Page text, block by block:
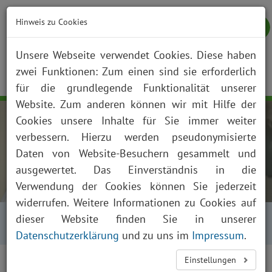
NOTFALL KONTAKT ANFAHRT JOBS SUCHE
Startseite Über uns
Aktuelles
Presse und News
Aktuelles Detailansicht
Hinweis zu Cookies
Unsere Webseite verwendet Cookies. Diese haben
zwei Funktionen: Zum einen sind sie erforderlich
für die grundlegende Funktionalität unserer
Website. Zum anderen können wir mit Hilfe der
Cookies unsere Inhalte für Sie immer weiter
verbessern. Hierzu werden pseudonymisierte
Daten von Website-Besuchern gesammelt und
ausgewertet. Das Einverständnis in die
Verwendung der Cookies können Sie jederzeit
widerrufen. Weitere Informationen zu Cookies auf
dieser Website finden Sie in unserer
Datenschutzerklärung und zu uns im Impressum.
Einstellungen